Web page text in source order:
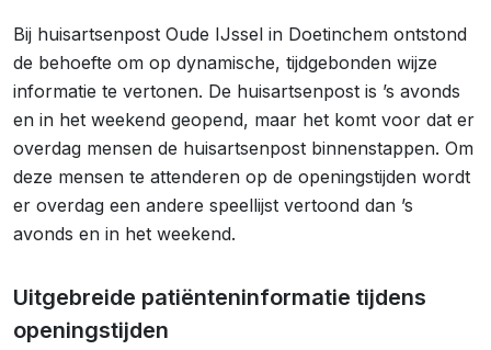
Bij huisartsenpost Oude IJssel in Doetinchem ontstond
de behoefte om op dynamische, tijdgebonden wijze
informatie te vertonen. De huisartsenpost is ’s avonds
en in het weekend geopend, maar het komt voor dat er
overdag mensen de huisartsenpost binnenstappen. Om
deze mensen te attenderen op de openingstijden wordt
er overdag een andere speellijst vertoond dan ’s
avonds en in het weekend.
Uitgebreide patiënteninformatie tijdens
openingstijden